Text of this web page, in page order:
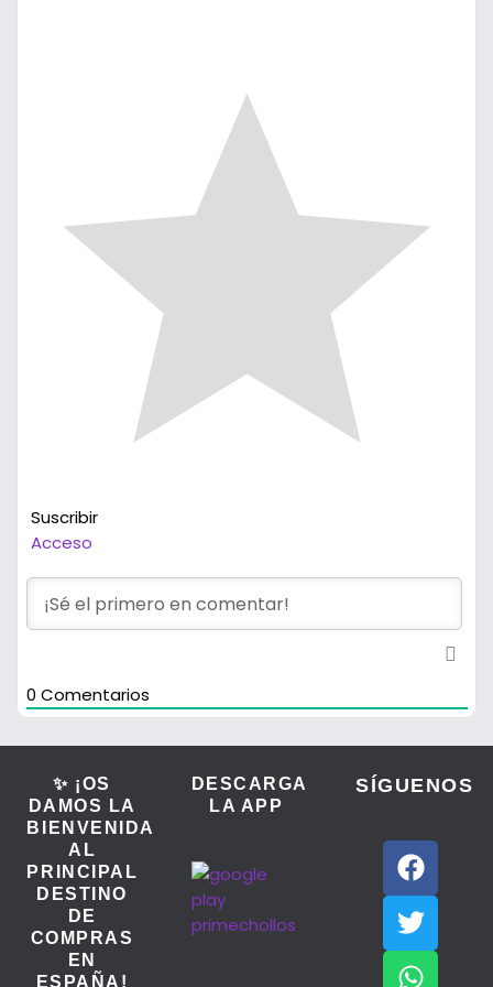
Suscribir
Acceso
0 Comentarios
✨ ¡OS
DAMOS LA
BIENVENIDA
AL
PRINCIPAL
DESTINO
DE
COMPRAS
EN
ESPAÑA!
DESCARGA
LA APP
SÍGUENOS